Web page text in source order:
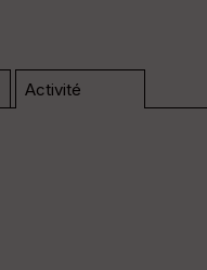
Activité